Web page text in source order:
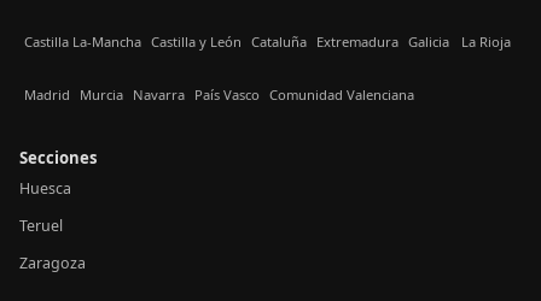
Castilla La-Mancha Castilla y León Cataluña Extremadura Galicia La Rioja
Madrid Murcia Navarra País Vasco Comunidad Valenciana
Secciones
Huesca
Teruel
Zaragoza